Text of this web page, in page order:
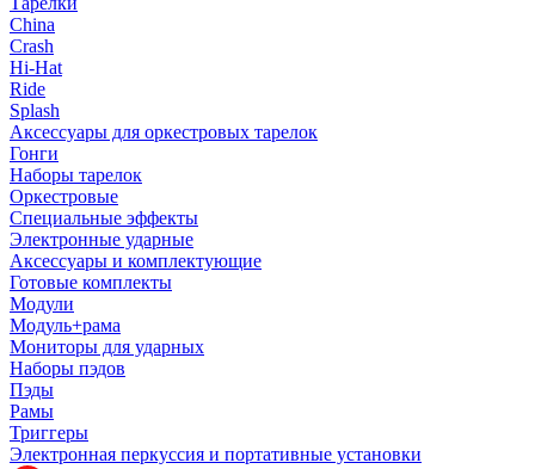
China
Crash
Hi-Hat
Ride
Splash
Аксессуары для оркестровых тарелок
Гонги
Наборы тарелок
Оркестровые
Специальные эффекты
Электронные ударные
Аксессуары и комплектующие
Готовые комплекты
Модули
Модуль+рама
Мониторы для ударных
Наборы пэдов
Пэды
Рамы
Триггеры
Электронная перкуссия и портативные установки